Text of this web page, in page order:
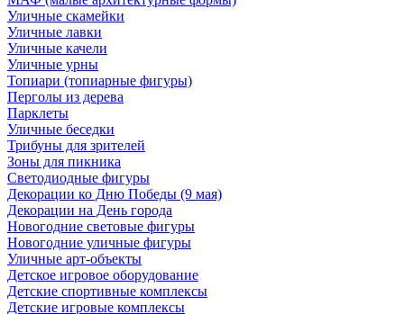
Уличные скамейки
Уличные лавки
Уличные качели
Уличные урны
Топиари (топиарные фигуры)
Перголы из дерева
Парклеты
Уличные беседки
Трибуны для зрителей
Зоны для пикника
Светодиодные фигуры
Декорации ко Дню Победы (9 мая)
Декорации на День города
Новогодние световые фигуры
Новогодние уличные фигуры
Уличные арт-объекты
Детское игровое оборудование
Детские спортивные комплексы
Детские игровые комплексы